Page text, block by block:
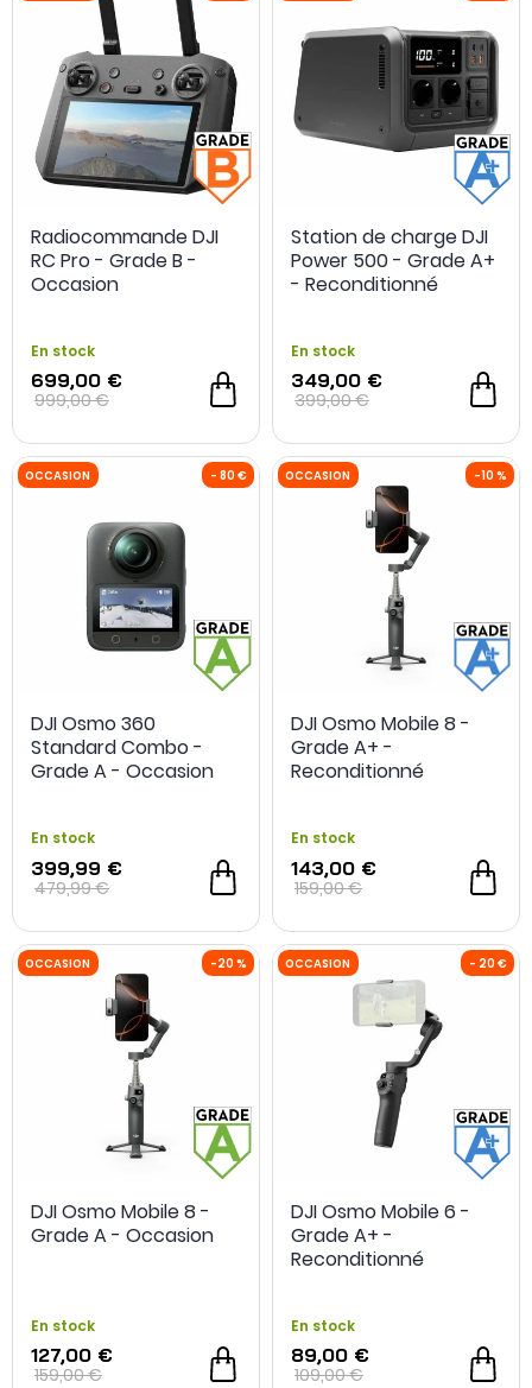
OCCASION
OCCASION
Radiocommande DJI
RC Pro - Grade B -
Occasion
En stock
699,00 €
999,00 €
Station de charge DJI
Power 500 - Grade A+
- Reconditionné
En stock
349,00 €
399,00 €
DJI Osmo 360
Standard Combo -
Grade A - Occasion
En stock
399,99 €
479,99 €
DJI Osmo Mobile 8 -
Grade A+ -
Reconditionné
En stock
143,00 €
159,00 €
DJI Osmo Mobile 8 -
Grade A - Occasion
En stock
127,00 €
159,00 €
DJI Osmo Mobile 6 -
Grade A+ -
Reconditionné
En stock
89,00 €
109,00 €